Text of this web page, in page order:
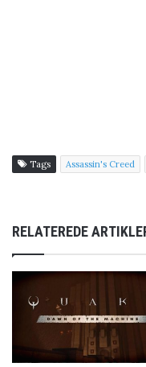
Tags Assassin's Creed
RELATEREDE